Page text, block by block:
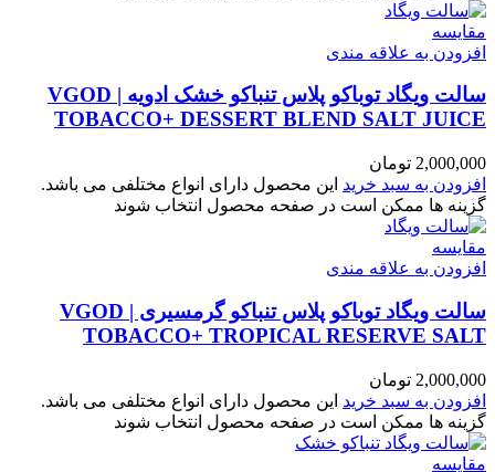
مقایسه
افزودن به علاقه مندی
سالت ویگاد توباکو پلاس تنباکو خشک ادویه | VGOD
TOBACCO+ DESSERT BLEND SALT JUICE
2,000,000 تومان
افزودن به سبد خرید این محصول دارای انواع مختلفی می باشد.
گزینه ها ممکن است در صفحه محصول انتخاب شوند
مقایسه
افزودن به علاقه مندی
سالت ویگاد توباکو پلاس تنباکو گرمسیری | VGOD
TOBACCO+ TROPICAL RESERVE SALT
2,000,000 تومان
افزودن به سبد خرید این محصول دارای انواع مختلفی می باشد.
گزینه ها ممکن است در صفحه محصول انتخاب شوند
مقایسه